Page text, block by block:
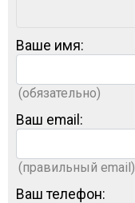
Ваше имя:
(обязательно)
Ваш email:
(правильный email)
Ваш телефон: